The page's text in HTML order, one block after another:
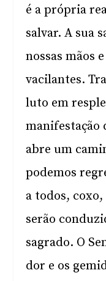
é a própria
salvar. A sua
nossas mãos
vacilantes.
luto em
manifestação
abre um
podemos
a todos,
serão
sagrado. O
dor e os